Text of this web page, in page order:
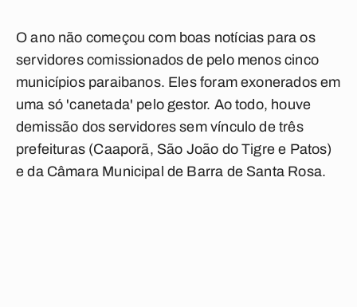
O ano não começou com boas notícias para os
servidores comissionados de pelo menos cinco
municípios paraibanos. Eles foram exonerados em
uma só 'canetada' pelo gestor. Ao todo, houve
demissão dos servidores sem vínculo de três
prefeituras (Caaporã, São João do Tigre e Patos)
e da Câmara Municipal de Barra de Santa Rosa.